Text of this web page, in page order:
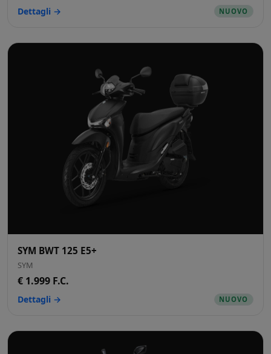
Dettagli → NUOVO
SYM BWT 125 E5+
SYM
€ 1.999 F.C.
Dettagli → NUOVO